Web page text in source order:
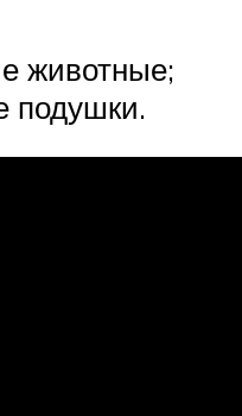
животные;
подушки.